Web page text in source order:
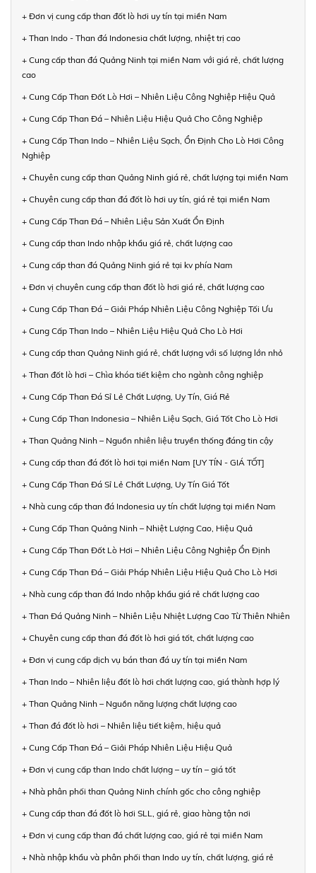
+ Đơn vị cung cấp than đốt lò hơi uy tín tại miền Nam
+ Than Indo - Than đá Indonesia chất lượng, nhiệt trị cao
+ Cung cấp than đá Quảng Ninh tại miền Nam với giá rẻ, chất lượng
cao
+ Cung Cấp Than Đốt Lò Hơi – Nhiên Liệu Công Nghiệp Hiệu Quả
+ Cung Cấp Than Đá – Nhiên Liệu Hiệu Quả Cho Công Nghiệp
+ Cung Cấp Than Indo – Nhiên Liệu Sạch, Ổn Định Cho Lò Hơi Công
Nghiệp
+ Chuyên cung cấp than Quảng Ninh giá rẻ, chất lượng tại miền Nam
+ Chuyên cung cấp than đá đốt lò hơi uy tín, giá rẻ tại miền Nam
+ Cung Cấp Than Đá – Nhiên Liệu Sản Xuất Ổn Định
+ Cung cấp than Indo nhập khẩu giá rẻ, chất lượng cao
+ Cung cấp than đá Quảng Ninh giá rẻ tại kv phía Nam
+ Đơn vị chuyên cung cấp than đốt lò hơi giá rẻ, chất lượng cao
+ Cung Cấp Than Đá – Giải Pháp Nhiên Liệu Công Nghiệp Tối Ưu
+ Cung Cấp Than Indo – Nhiên Liệu Hiệu Quả Cho Lò Hơi
+ Cung cấp than Quảng Ninh giá rẻ, chất lượng với số lượng lớn nhỏ
+ Than đốt lò hơi – Chìa khóa tiết kiệm cho ngành công nghiệp
+ Cung Cấp Than Đá Sỉ Lẻ Chất Lượng, Uy Tín, Giá Rẻ
+ Cung Cấp Than Indonesia – Nhiên Liệu Sạch, Giá Tốt Cho Lò Hơi
+ Than Quảng Ninh – Nguồn nhiên liệu truyền thống đáng tin cậy
+ Cung cấp than đá đốt lò hơi tại miền Nam [UY TÍN - GIÁ TỐT]
+ Cung Cấp Than Đá Sỉ Lẻ Chất Lượng, Uy Tín Giá Tốt
+ Nhà cung cấp than đá Indonesia uy tín chất lượng tại miền Nam
+ Cung Cấp Than Quảng Ninh – Nhiệt Lượng Cao, Hiệu Quả
+ Cung Cấp Than Đốt Lò Hơi – Nhiên Liệu Công Nghiệp Ổn Định
+ Cung Cấp Than Đá – Giải Pháp Nhiên Liệu Hiệu Quả Cho Lò Hơi
+ Nhà cung cấp than đá Indo nhập khẩu giá rẻ chất lượng cao
+ Than Đá Quảng Ninh – Nhiên Liệu Nhiệt Lượng Cao Từ Thiên Nhiên
+ Chuyên cung cấp than đá đốt lò hơi giá tốt, chất lượng cao
+ Đơn vị cung cấp dịch vụ bán than đá uy tín tại miền Nam
+ Than Indo – Nhiên liệu đốt lò hơi chất lượng cao, giá thành hợp lý
+ Than Quảng Ninh – Nguồn năng lượng chất lượng cao
+ Than đá đốt lò hơi – Nhiên liệu tiết kiệm, hiệu quả
+ Cung Cấp Than Đá – Giải Pháp Nhiên Liệu Hiệu Quả
+ Đơn vị cung cấp than Indo chất lượng – uy tín – giá tốt
+ Nhà phân phối than Quảng Ninh chính gốc cho công nghiệp
+ Cung cấp than đá đốt lò hơi SLL, giá rẻ, giao hàng tận nơi
+ Đơn vị cung cấp than đá chất lượng cao, giá rẻ tại miền Nam
+ Nhà nhập khẩu và phân phối than Indo uy tín, chất lượng, giá rẻ